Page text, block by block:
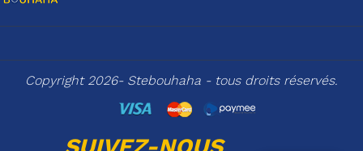
Copyright 2026- Stebouhaha - tous droits réservés.